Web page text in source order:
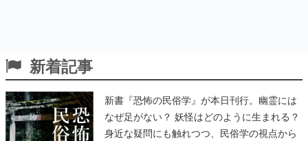
新着記事
新書『恐怖の民俗学』が本日刊行。幽霊には
なぜ足がない？ 妖怪はどのように生まれる？
身近な疑問にも触れつつ、民俗学の視点から